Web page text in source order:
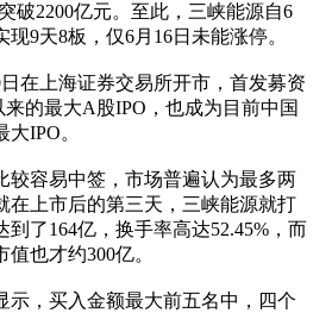
破2200亿元。至此，三峡能源自6
9天8板，仅6月16日未能涨停。
上海证券交易所开市，首发募资
来的最大A股IPO，也成为目前中国
IPO。
容易中签，市场普遍认为最多两
在上市后的第三天，三峡能源就打
了164亿，换手率高达52.45%，而
也才约300亿。
，买入金额最大前五名中，四个